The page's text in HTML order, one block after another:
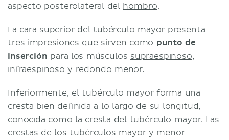
aspecto posterolateral del hombro.
La cara superior del tubérculo mayor presenta
tres impresiones que sirven como punto de
inserción para los músculos supraespinoso,
infraespinoso y redondo menor.
Inferiormente, el tubérculo mayor forma una
cresta bien definida a lo largo de su longitud,
conocida como la cresta del tubérculo mayor. Las
crestas de los tubérculos mayor y menor